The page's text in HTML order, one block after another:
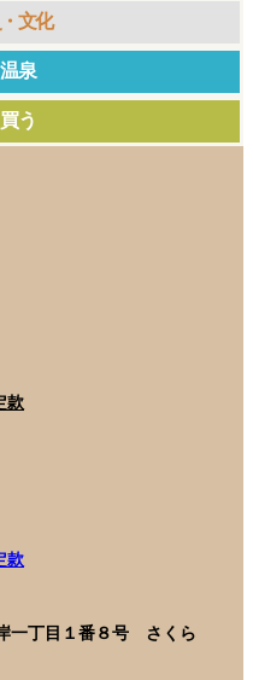
文化
泉
う
款
款
一丁目１番８号 さくら